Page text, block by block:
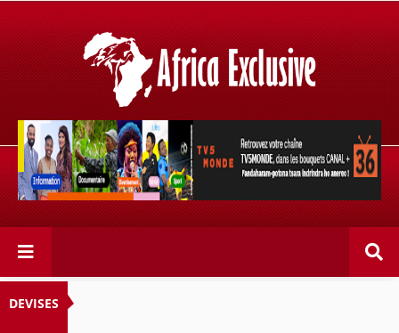
Retrouvez votre chaîne @TV5MONDE, dans les bouquets
CANAL+ 36 . Fandaharam-potoana tsara indrindra ho
anareo!
DEVISES